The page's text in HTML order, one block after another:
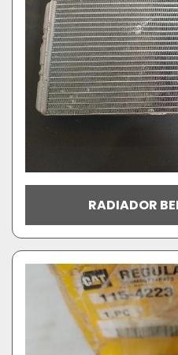
RADIADOR